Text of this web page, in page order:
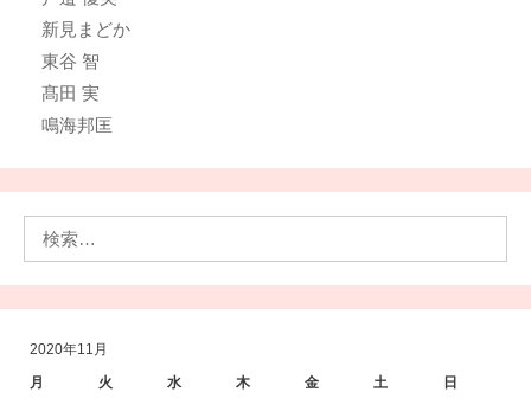
新見まどか
東谷 智
髙田 実
鳴海邦匡
2020年11月
月
火 水 木 金 土
日